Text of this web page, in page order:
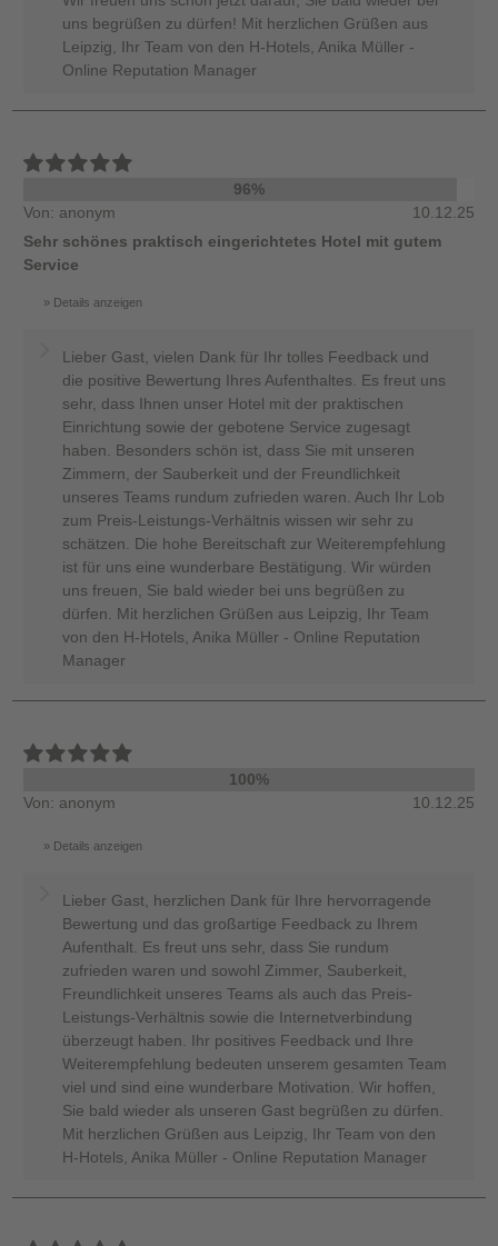
uns begrüßen zu dürfen! Mit herzlichen Grüßen aus
Leipzig, Ihr Team von den H-Hotels, Anika Müller -
Online Reputation Manager
96%
Von: anonym
10.12.25
Sehr schönes praktisch eingerichtetes Hotel mit gutem
Service
Details anzeigen
Lieber Gast, vielen Dank für Ihr tolles Feedback und
die positive Bewertung Ihres Aufenthaltes. Es freut uns
sehr, dass Ihnen unser Hotel mit der praktischen
Einrichtung sowie der gebotene Service zugesagt
haben. Besonders schön ist, dass Sie mit unseren
Zimmern, der Sauberkeit und der Freundlichkeit
unseres Teams rundum zufrieden waren. Auch Ihr Lob
zum Preis-Leistungs-Verhältnis wissen wir sehr zu
schätzen. Die hohe Bereitschaft zur Weiterempfehlung
ist für uns eine wunderbare Bestätigung. Wir würden
uns freuen, Sie bald wieder bei uns begrüßen zu
dürfen. Mit herzlichen Grüßen aus Leipzig, Ihr Team
von den H-Hotels, Anika Müller - Online Reputation
Manager
100%
Von: anonym
10.12.25
Details anzeigen
Lieber Gast, herzlichen Dank für Ihre hervorragende
Bewertung und das großartige Feedback zu Ihrem
Aufenthalt. Es freut uns sehr, dass Sie rundum
zufrieden waren und sowohl Zimmer, Sauberkeit,
Freundlichkeit unseres Teams als auch das Preis-
Leistungs-Verhältnis sowie die Internetverbindung
überzeugt haben. Ihr positives Feedback und Ihre
Weiterempfehlung bedeuten unserem gesamten Team
viel und sind eine wunderbare Motivation. Wir hoffen,
Sie bald wieder als unseren Gast begrüßen zu dürfen.
Mit herzlichen Grüßen aus Leipzig, Ihr Team von den
H-Hotels, Anika Müller - Online Reputation Manager